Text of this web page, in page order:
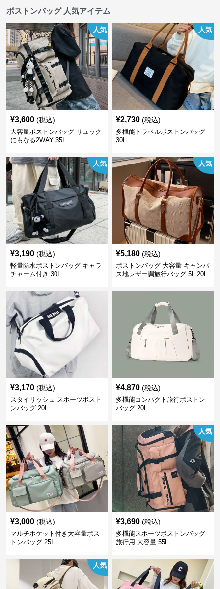
ボストンバッグ 人気アイテム
人気
¥3,600 (税込)
大容量ボストンバッグ リュック
にもなる2WAY 35L
人気
¥2,730 (税込)
多機能トラベルボストンバッグ
30L
人気
¥3,190 (税込)
軽量防水ボストンバッグ キャラ
チャーム付き 30L
人気
¥5,180 (税込)
ボストンバッグ 大容量 キャンバ
ス地レザー調旅行バッグ 5L 20L
¥3,170 (税込)
スタイリッシュ スポーツボスト
ンバッグ 20L
¥4,870 (税込)
多機能コンパクト旅行ボストン
バッグ 20L
¥3,000 (税込)
マルチポケット付き大容量ボス
トンバッグ 25L
人気
¥3,690 (税込)
多機能スポーツボストンバッグ
旅行用 大容量 55L
人気